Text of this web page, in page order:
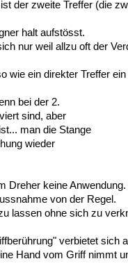
der zweite Treffer (die
halt aufstösst.
nur weil allzu oft der
wie ein direkter Treffer ein
bei der 2.
sind, aber
man die Stange
wieder
Dreher keine Anwendung.
von der Regel.
lassen ohne sich zu
verbietet
Hand vom Griff nimmt